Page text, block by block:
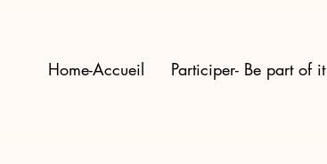
Home-Accueil Participer- Be part of it